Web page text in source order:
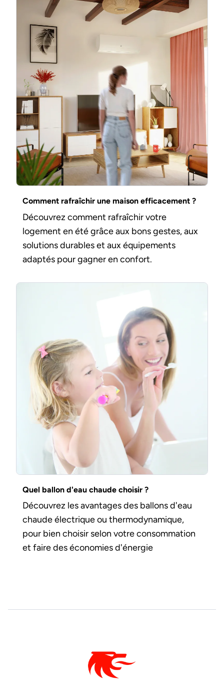
Comment rafraîchir une maison efficacement ?
Découvrez comment rafraîchir votre
logement en été grâce aux bons gestes, aux
solutions durables et aux équipements
adaptés pour gagner en confort.
Quel ballon d'eau chaude choisir ?
Découvrez les avantages des ballons d'eau
chaude électrique ou thermodynamique,
pour bien choisir selon votre consommation
et faire des économies d'énergie